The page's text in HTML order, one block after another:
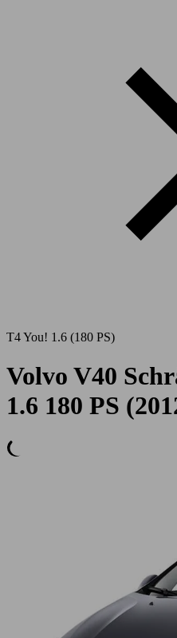
T4 You! 1.6 (180 PS)
Volvo V40
1.6 180 PS